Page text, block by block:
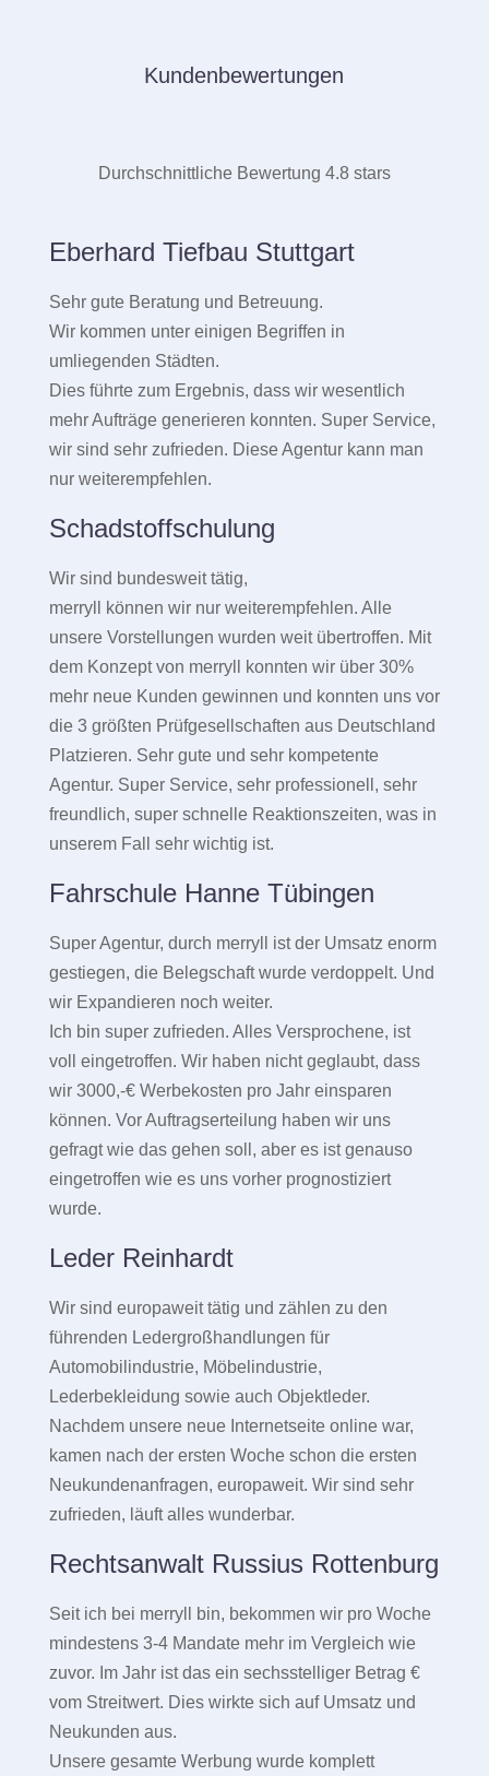
Kundenbewertungen
Durchschnittliche Bewertung 4.8 stars
Eberhard Tiefbau Stuttgart
Sehr gute Beratung und Betreuung.
Wir kommen unter einigen Begriffen in
umliegenden Städten.
Dies führte zum Ergebnis, dass wir wesentlich
mehr Aufträge generieren konnten. Super Service,
wir sind sehr zufrieden. Diese Agentur kann man
nur weiterempfehlen.
Schadstoffschulung
Wir sind bundesweit tätig,
merryll können wir nur weiterempfehlen. Alle
unsere Vorstellungen wurden weit übertroffen. Mit
dem Konzept von merryll konnten wir über 30%
mehr neue Kunden gewinnen und konnten uns vor
die 3 größten Prüfgesellschaften aus Deutschland
Platzieren. Sehr gute und sehr kompetente
Agentur. Super Service, sehr professionell, sehr
freundlich, super schnelle Reaktionszeiten, was in
unserem Fall sehr wichtig ist.
Fahrschule Hanne Tübingen
Super Agentur, durch merryll ist der Umsatz enorm
gestiegen, die Belegschaft wurde verdoppelt. Und
wir Expandieren noch weiter.
Ich bin super zufrieden. Alles Versprochene, ist
voll eingetroffen. Wir haben nicht geglaubt, dass
wir 3000,-€ Werbekosten pro Jahr einsparen
können. Vor Auftragserteilung haben wir uns
gefragt wie das gehen soll, aber es ist genauso
eingetroffen wie es uns vorher prognostiziert
wurde.
Leder Reinhardt
Wir sind europaweit tätig und zählen zu den
führenden Ledergroßhandlungen für
Automobilindustrie, Möbelindustrie,
Lederbekleidung sowie auch Objektleder.
Nachdem unsere neue Internetseite online war,
kamen nach der ersten Woche schon die ersten
Neukundenanfragen, europaweit. Wir sind sehr
zufrieden, läuft alles wunderbar.
Rechtsanwalt Russius Rottenburg
Seit ich bei merryll bin, bekommen wir pro Woche
mindestens 3-4 Mandate mehr im Vergleich wie
zuvor. Im Jahr ist das ein sechsstelliger Betrag €
vom Streitwert. Dies wirkte sich auf Umsatz und
Neukunden aus.
Unsere gesamte Werbung wurde komplett